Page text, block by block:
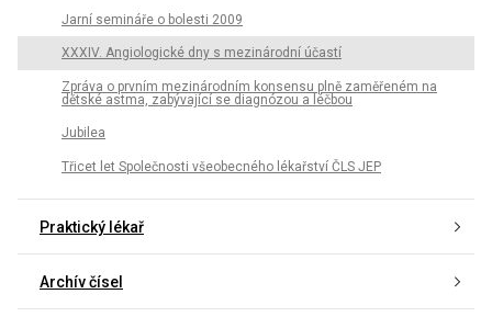
Jarní semináře o bolesti 2009
XXXIV. Angiologické dny s mezinárodní účastí
Zpráva o prvním mezinárodním konsensu plně zaměřeném na
dětské astma, zabývající se diagnózou a léčbou
Jubilea
Třicet let Společnosti všeobecného lékařství ČLS JEP
Praktický lékař
Archív čísel